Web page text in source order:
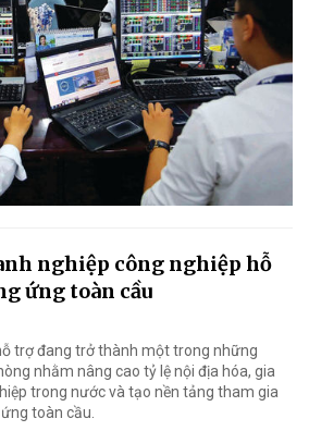
nghiệp công nghiệp hỗ
ứng toàn cầu
trợ đang trở thành một trong những
nhằm nâng cao tỷ lệ nội địa hóa, gia
trong nước và tạo nền tảng tham gia
toàn cầu.